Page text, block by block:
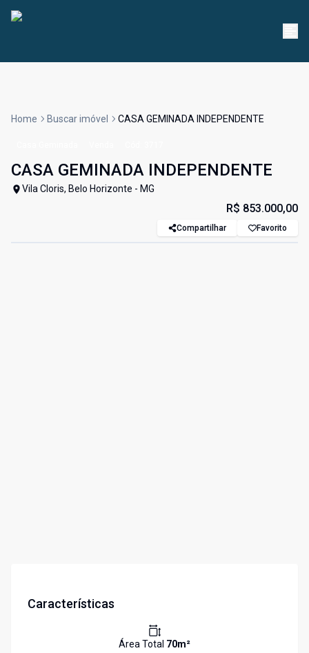
Home Buscar imóvel CASA GEMINADA INDEPENDENTE
CASA GEMINADA INDEPENDENTE
Vila Cloris, Belo Horizonte - MG
R$ 853.000,00
Compartilhar Favorito
Características
Área Total 70m²